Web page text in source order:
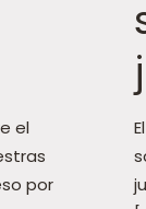
el
por